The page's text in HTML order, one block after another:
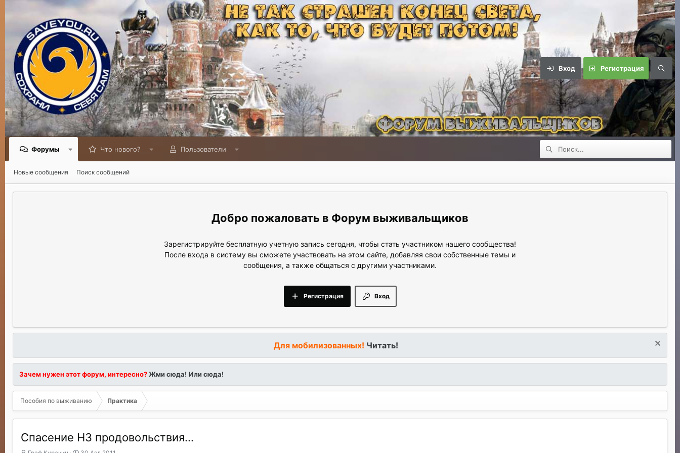
Вход Регистрация
Форумы Что нового? Пользователи
Новые сообщения Поиск сообщений
Форум выживальщиков
Зарегистрируйте бесплатную учетную запись сегодня, чтобы стать участником нашего сообщества!
После входа в систему вы сможете участвовать на этом сайте, добавляя свои собственные темы и
сообщения, а также общаться с другими участниками.
Вход
Регистрация
Для мобилизованных! Читать!
Зачем нужен этот форум, интересно?Жми сюда! Или сюда!
Пособия по выживанию Практика
Спасение НЗ продовольствия...